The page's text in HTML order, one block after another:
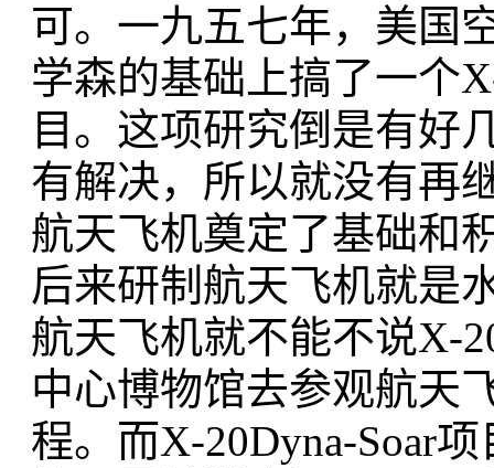
可。一九五七年，美国
学森的基础上搞了一个
目。这项研究倒是有好
有解决，所以就没有再
航天飞机奠定了基础和
后来研制航天飞机就是
航天飞机就不能不说X-
中心博物馆去参观航天
程。而X-20Dyna-Soar